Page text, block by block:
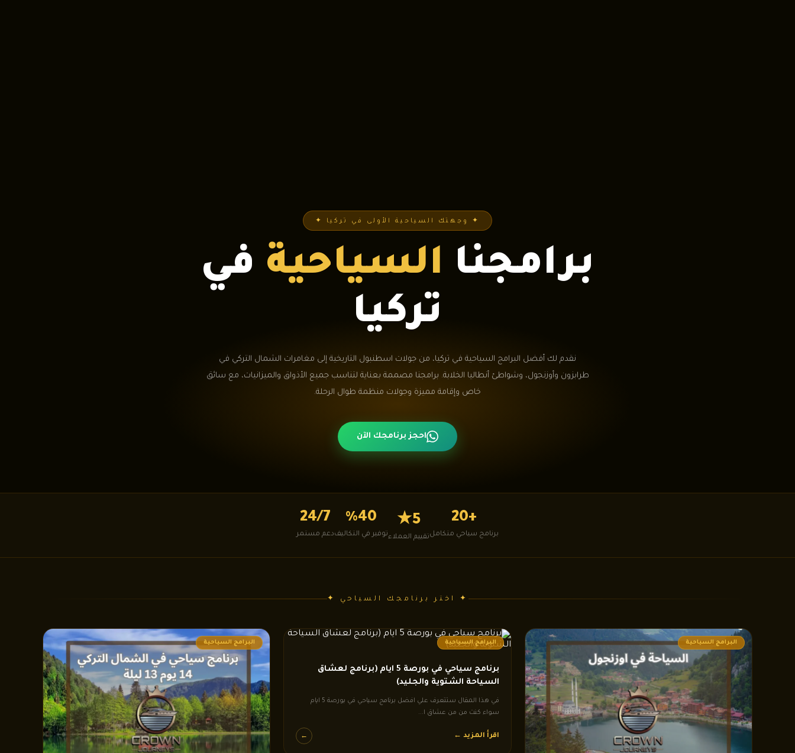
✦ وجهتك السياحية الأولى في تركيا ✦
برامجنا السياحية في
تركيا
نقدم لك أفضل البرامج السياحية في تركيا، من جولات اسطنبول التاريخية إلى مغامرات الشمال التركي في
طرابزون وأوزنجول، وشواطئ أنطاليا الخلابة. برامجنا مصممة بعناية لتناسب جميع الأذواق والميزانيات، مع سائق
خاص وإقامة مميزة وجولات منظمة طوال الرحلة.
احجز برنامجك الآن
+20
برنامج سياحي متكامل
5★
تقييم العملاء
%40
توفير في التكاليف
24/7
دعم مستمر
✦ اختر برنامجك السياحي ✦
البرامج السياحية البرامج السياحية
برنامج سياحي في بورصة 5 ايام (برنامج لعشاق
السياحة الشتوية والجليد)
في هذا المقال ستتعرف علي افضل برنامج سياحي في بورصة 5 ايام
سواء كنت من من عشاق ا...
اقرأ المزيد ← ←
البرامج السياحية